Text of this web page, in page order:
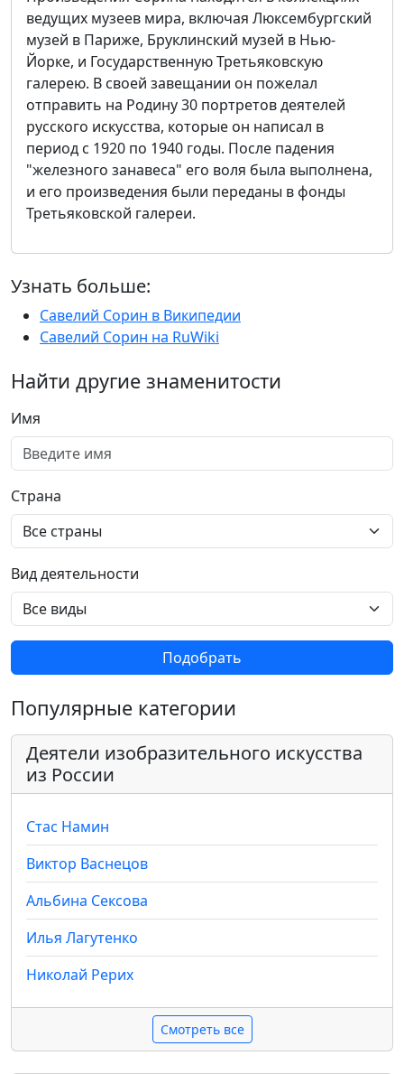
ведущих музеев мира, включая Люксембургский
музей в Париже, Бруклинский музей в Нью-
Йорке, и Государственную Третьяковскую
галерею. В своей завещании он пожелал
отправить на Родину 30 портретов деятелей
русского искусства, которые он написал в
период с 1920 по 1940 годы. После падения
"железного занавеса" его воля была выполнена,
и его произведения были переданы в фонды
Третьяковской галереи.
Узнать больше:
Савелий Сорин в Википедии
Савелий Сорин на RuWiki
Найти другие знаменитости
Имя
Страна
Вид деятельности
Подобрать
Популярные категории
Деятели изобразительного искусства
из России
Стас Намин
Виктор Васнецов
Альбина Сексова
Илья Лагутенко
Николай Рерих
Смотреть все